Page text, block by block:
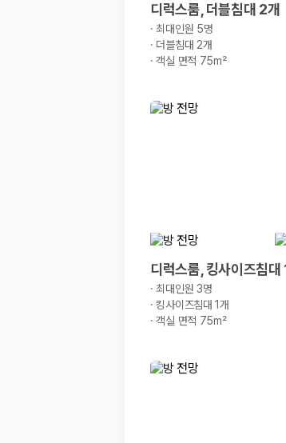
디럭스룸, 더블침대 2개
·최대인원 5명
· 더블침대 2개
·객실 면적 75m²
디럭스룸, 킹사이즈침
·최대인원 3명
·킹사이즈침대 1개
·객실 면적 75m²